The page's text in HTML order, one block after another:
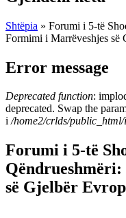
Shtëpia » Forumi i 5-të
Formimi i Marrëveshjes së
Error message
Deprecated function:
deprecated. Swap the
i/home2/crlds/
Forumi i 5-të
së Gjelbër